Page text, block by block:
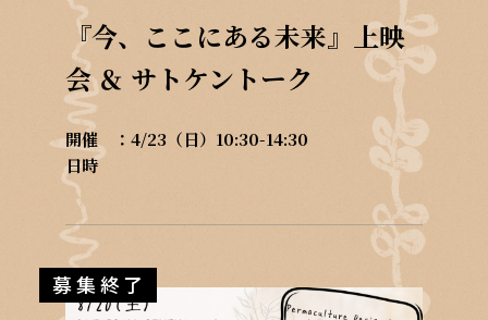
『今、ここにある未来』上映
会 ＆ サトケントーク
開催
日時
4/23（日）10:30-14:30
募集終了